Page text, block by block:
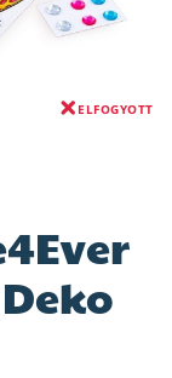
ELFOGYOTT